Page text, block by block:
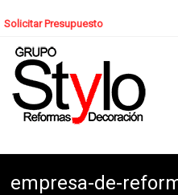
Solicitar Presupuesto
empresa-de-